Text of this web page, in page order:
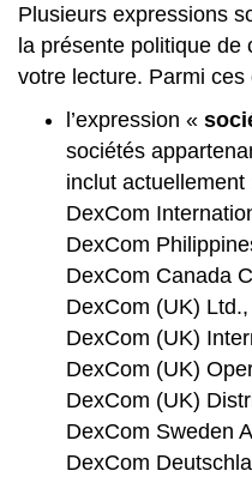
Plusieurs expressions
la présente politique
votre lecture. Parmi
l’expression «
sociétés
inclut actuellement
DexCom
DexCom
DexCom Canada
DexCom (UK) Ltd.,
DexCom (UK)
DexCom (UK)
DexCom (UK)
DexCom Sweden
DexCom